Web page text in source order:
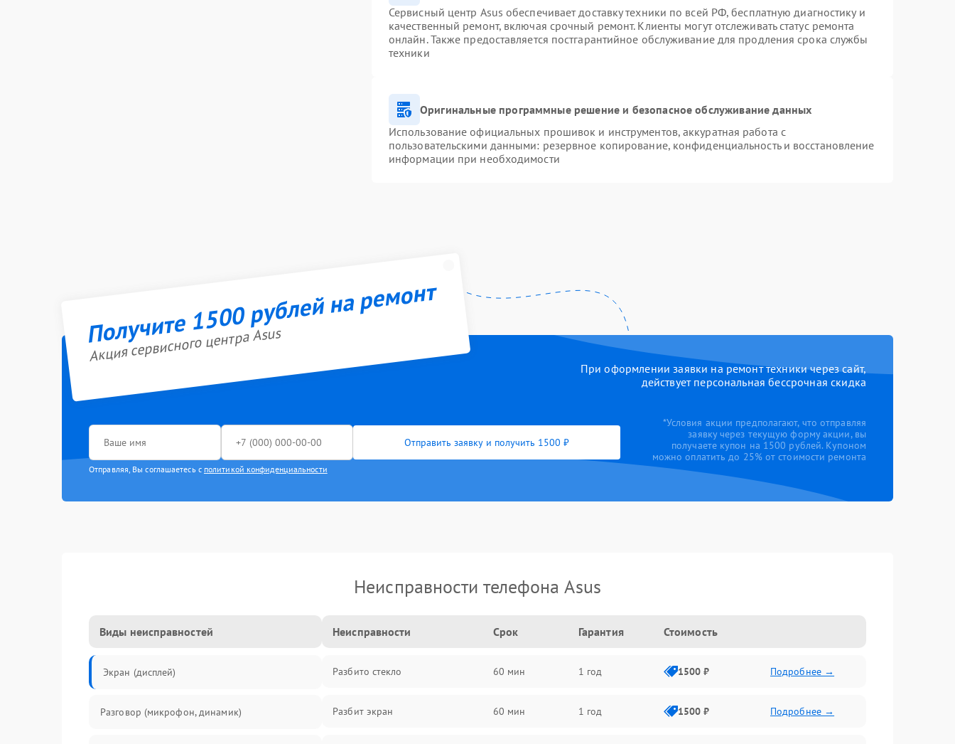
Сервисный центр Asus обеспечивает доставку техники по всей РФ, бесплатную диагностику и
качественный ремонт, включая срочный ремонт. Клиенты могут отслеживать статус ремонта
онлайн. Также предоставляется постгарантийное обслуживание для продления срока службы
техники
Оригинальные программные решение и безопасное обслуживание данных
Использование официальных прошивок и инструментов, аккуратная работа с
пользовательскими данными: резервное копирование, конфиденциальность и восстановление
информации при необходимости
Получите 1500 рублей на ремонт
Акция сервисного центра Asus
При оформлении заявки на ремонт техники через сайт,
действует персональная бессрочная скидка
Отправить заявку и получить 1500 ₽
Отправляя, Вы соглашаетесь с политикой конфиденциальности
*Условия акции предполагают, что отправляя
заявку через текущую форму акции, вы
получаете купон на 1500 рублей. Купоном
можно оплатить до 25% от стоимости ремонта
Неисправности телефона Asus
Виды неисправностей
Экран (дисплей)
Разговор (микрофон, динамик)
Неисправности Срок Гарантия Стоимость
Разбито стекло 60 мин 1 год 1500 ₽ Подробнее →
Разбит экран 60 мин 1 год 1500 ₽ Подробнее →